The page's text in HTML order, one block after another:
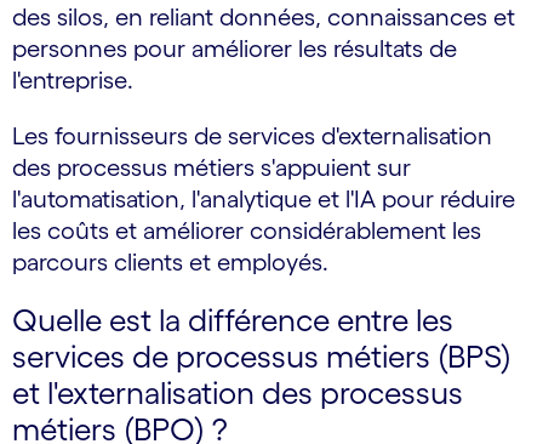
des silos, en reliant données, connaissances et
personnes pour améliorer les résultats de
l'entreprise.
Les fournisseurs de services d'externalisation
des processus métiers s'appuient sur
l'automatisation, l'analytique et l'IA pour réduire
les coûts et améliorer considérablement les
parcours clients et employés.
Quelle est la différence entre les
services de processus métiers (BPS)
et l'externalisation des processus
métiers (BPO) ?